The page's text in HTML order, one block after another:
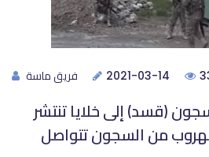
فريق ماسة 2021-03-14
(قسد) إلى خلايا تنتشر
من السجون تتواصل